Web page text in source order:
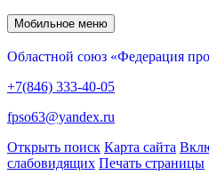
Мобильное меню
Областной союз «Федерация
+7(846) 333-40-05
fpso63@yandex.ru
Открыть поиск Карта сайта
слабовидящих Печать страницы